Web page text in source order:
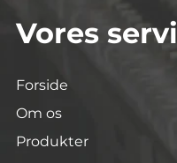
Vores
Forside
Om os
Produkter